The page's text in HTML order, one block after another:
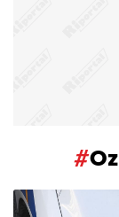
#